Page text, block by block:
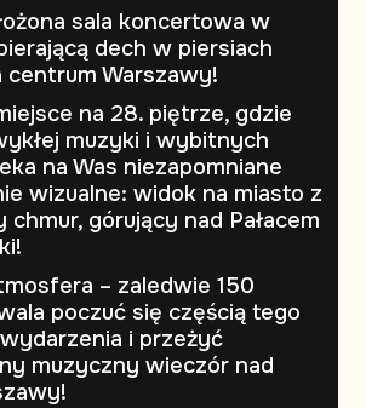
sala koncertowa w
dech w piersiach
centrum Warszawy!
na 28. piętrze, gdzie
muzyki i wybitnych
na Was niezapomniane
wizualne: widok na miasto z
górujący nad Pałacem
– zaledwie 150
poczuć się częścią tego
i przeżyć
muzyczny wieczór nad